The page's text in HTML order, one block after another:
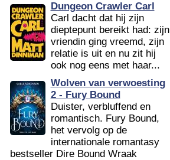
Dungeon Crawler Carl
Carl dacht dat hij zijn
dieptepunt bereikt had: zijn
vriendin ging vreemd, zijn
relatie is uit en nu zit hij
ook nog eens met haar...
Wolven van verwoesting
2 - Fury Bound
Duister, verbluffend en
romantisch. Fury Bound,
het vervolg op de
internationale romantasy
bestseller Dire Bound Wraak